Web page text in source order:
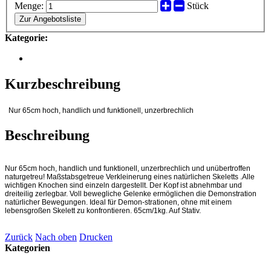
Menge: Stück
Zur Angebotsliste
Kategorie:
Kurzbeschreibung
Nur 65cm hoch, handlich und funktionell, unzerbrechlich
Beschreibung
Nur 65cm hoch, handlich und funktionell, unzerbrechlich und unübertroffen
naturgetreu! Maßstabsgetreue Verkleinerung eines natürlichen Skeletts .Alle
wichtigen Knochen sind einzeln dargestellt. Der Kopf ist abnehmbar und
dreiteilig zerlegbar. Voll bewegliche Gelenke ermöglichen die Demonstration
natürlicher Bewegungen. Ideal für Demon-strationen, ohne mit einem
lebensgroßen Skelett zu konfrontieren. 65cm/1kg. Auf Stativ.
Zurück Nach oben Drucken
Kategorien